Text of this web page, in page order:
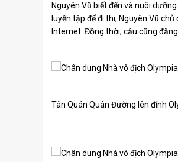
Nguyên Vũ biết đến và nuôi
luyện tập để đi thi, Nguyên Vũ
Internet. Đồng thời, cậu cũng
Tân Quán Quân Đường lên đỉnh